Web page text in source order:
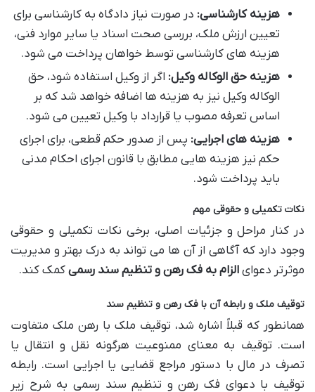
هزینه کارشناسی: در صورت نیاز دادگاه به کارشناسی برای
تعیین ارزش ملک، بررسی صحت اسناد یا سایر موارد فنی،
هزینه های کارشناسی توسط خواهان پرداخت می شود.
هزینه حق الوکاله وکیل: اگر از وکیل استفاده شود، حق
الوکاله وکیل نیز به هزینه ها اضافه خواهد شد که بر
اساس تعرفه مصوب یا قرارداد با وکیل تعیین می شود.
هزینه های اجرایی: پس از صدور حکم قطعی، برای اجرای
حکم نیز هزینه هایی مطابق با قانون اجرای احکام مدنی
باید پرداخت شود.
نکات تکمیلی و حقوقی مهم
در کنار مراحل و جزئیات اصلی، برخی نکات تکمیلی و حقوقی
وجود دارد که آگاهی از آن ها می تواند به درک بهتر و مدیریت
موثرتر دعوایالزام به فک رهن و تنظیم سند رسمیکمک کند.
توقیف ملک و رابطه آن با فک رهن و تنظیم سند
همانطور که قبلاً اشاره شد، توقیف ملک با رهن ملک متفاوت
است. توقیف به معنای ممنوعیت هرگونه نقل و انتقال یا
تصرف در مال با دستور مراجع قضایی یا اجرایی است. رابطه
توقیف با دعوای فک رهن و تنظیم سند رسمی به شرح زیر